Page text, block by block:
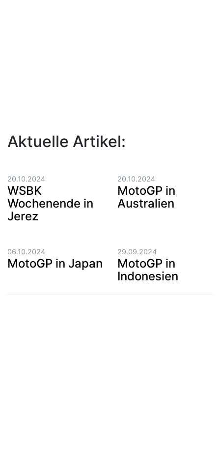
Aktuelle Artikel:
20.10.2024
WSBK
Wochenende in
Jerez
20.10.2024
MotoGP in
Australien
06.10.2024
MotoGP in Japan
29.09.2024
MotoGP in
Indonesien